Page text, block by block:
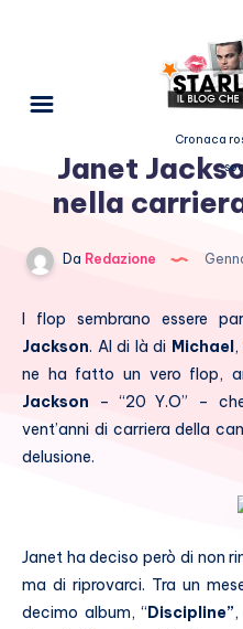
Cronaca
Janet
nella
Da Redazione
I flop sembrano essere
Jackson. Al di là di Michael,
ne ha fatto un vero flop,
Jackson – “20 Y.O” –
vent’anni di carriera della
delusione.
Janet ha deciso però di non
ma di riprovarci. Tra un
decimo album, “ Discipline”